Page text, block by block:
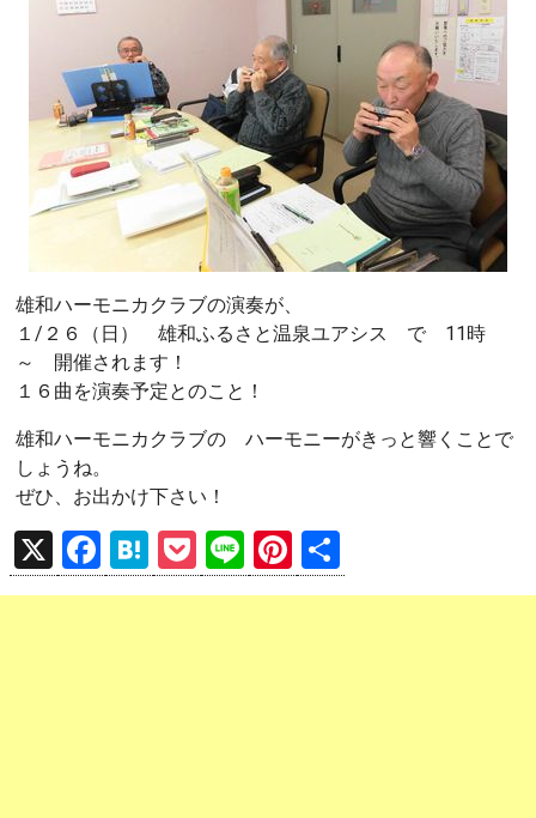
雄和ハーモニカクラブの演奏が、
１/２６（日） 雄和ふるさと温泉ユアシス で 11時
～ 開催されます！
１６曲を演奏予定とのこと！
雄和ハーモニカクラブの ハーモニーがきっと響くことで
しょうね。
ぜひ、お出かけ下さい！
X
F
a
H
at
P
o
Li
n
Pi
nt 有